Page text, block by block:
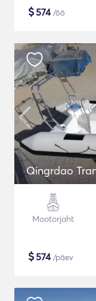
$574/öö
Qingrdao
Mootorjaht
$574/päev